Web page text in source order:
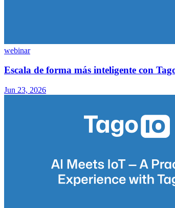
webinar
Escala de forma más inteligente con
Jun 23, 2026